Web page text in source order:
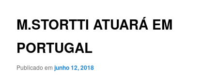
M.STORTTI ATUARÁ EM
PORTUGAL
Publicado emjunho 12, 2018